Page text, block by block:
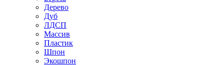
Дерево
Дуб
ЛДСП
Массив
Пластик
Шпон
Экошпон